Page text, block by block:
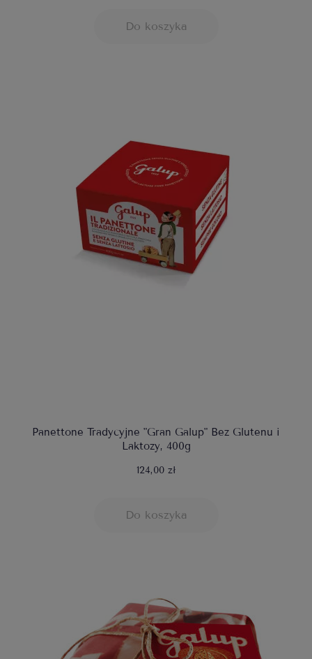
Do koszyka
Panettone Tradycyjne "Gran Galup" Bez Glutenu i
Laktozy, 400g
124,00 zł
Do koszyka